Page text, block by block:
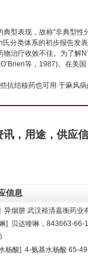
型表现，故称“非典型性
分类体系的初步报告发
治疗收效不佳。为了解
等，1987)。在美
抗结核药也可用 于麻风
，用途，供应
信息
异烟肼 武汉裕清嘉衡药业
]
贝达喹啉，843663-66-
杨酸] 4-氨基水杨酸 65-